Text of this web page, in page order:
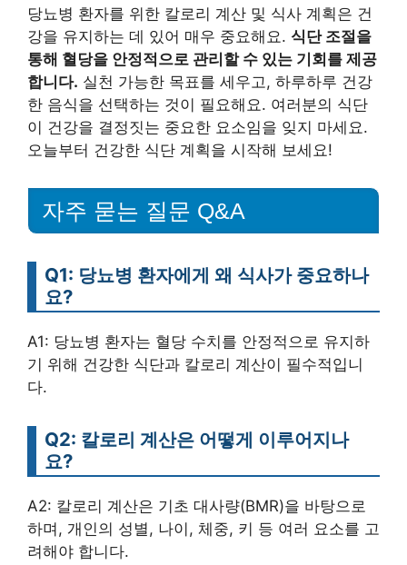
당뇨병 환자를 위한 칼로리 계산 및 식사 계획은 건
강을 유지하는 데 있어 매우 중요해요. 식단 조절을
통해 혈당을 안정적으로 관리할 수 있는 기회를 제공
합니다. 실천 가능한 목표를 세우고, 하루하루 건강
한 음식을 선택하는 것이 필요해요. 여러분의 식단
이 건강을 결정짓는 중요한 요소임을 잊지 마세요.
오늘부터 건강한 식단 계획을 시작해 보세요!
자주 묻는 질문 Q&A
Q1: 당뇨병 환자에게 왜 식사가 중요하나
요?
A1: 당뇨병 환자는 혈당 수치를 안정적으로 유지하
기 위해 건강한 식단과 칼로리 계산이 필수적입니
다.
Q2: 칼로리 계산은 어떻게 이루어지나
요?
A2: 칼로리 계산은 기초 대사량(BMR)을 바탕으로
하며, 개인의 성별, 나이, 체중, 키 등 여러 요소를 고
려해야 합니다.